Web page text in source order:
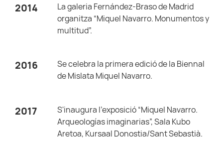
2014
La galeria Fernández-Braso de Madrid
organitza “Miquel Navarro. Monumentos y
multitud”.
2016
Se celebra la primera edició de la Biennal
de Mislata Miquel Navarro.
2017
S'inaugura l'exposició “Miquel Navarro.
Arqueologías imaginarias”, Sala Kubo
Aretoa, Kursaal Donostia/Sant Sebastià.